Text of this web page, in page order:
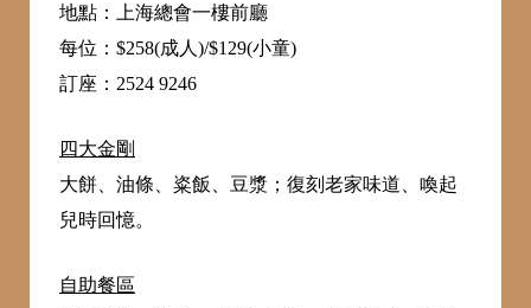
地點：上海總會一樓前廳
每位：$258(成人)/$129(小童)
訂座：2524 9246
四大金剛
大餅、油條、粢飯、豆漿；復刻老家味道、喚起
兒時回憶。
自助餐區